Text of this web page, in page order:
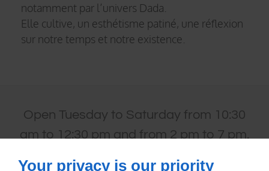
notamment par l’univers Dada.
Elle cultive, un esthétisme patiné, une réflexion
sur notre temps et notre existence.
Open Tuesday to Saturday from 10:30
am to 12:30 pm and from 2 pm to 7 pm.
Your privacy is our priority